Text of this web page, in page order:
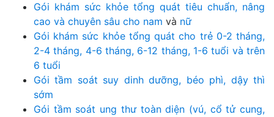
Gói khám sức khỏe tổng quát tiêu chuẩn, nâng
cao và chuyên sâu cho nam và nữ
Gói khám sức khỏe tổng quát cho trẻ 0-2 tháng,
2-4 tháng, 4-6 tháng, 6-12 tháng, 1-6 tuổi và trên
6 tuổi
Gói tầm soát suy dinh dưỡng, béo phì, dậy thì
sớm
Gói tầm soát ung thư toàn diện (vú, cổ tử cung,